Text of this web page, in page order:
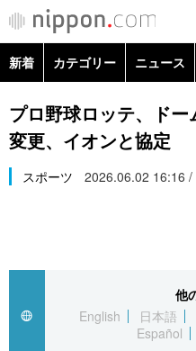
カテゴリー
経済・ビジネス
国際
トップ
アーカイブ
In-depth
Japan Data
新着 カテゴリー ニュース
政治・外交
経済・ビジネス
プロ野球ロッテ、ド
変更、イオンと協定
スポーツ 2026.06.02 16:16
他
English
日本語
Español